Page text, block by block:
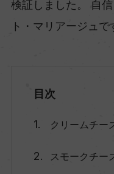
検証しました。 自
ト・マリアージュで
目次
クリームチー
スモークチー